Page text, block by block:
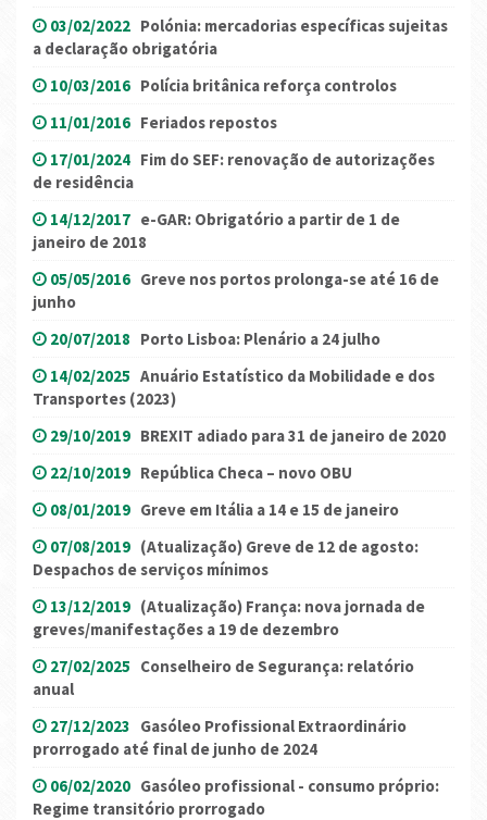
03/02/2022 Polónia: mercadorias específicas sujeitas
a declaração obrigatória
10/03/2016 Polícia britânica reforça controlos
11/01/2016 Feriados repostos
17/01/2024 Fim do SEF: renovação de autorizações
de residência
14/12/2017 e-GAR: Obrigatório a partir de 1 de
janeiro de 2018
05/05/2016 Greve nos portos prolonga-se até 16 de
junho
20/07/2018 Porto Lisboa: Plenário a 24 julho
14/02/2025 Anuário Estatístico da Mobilidade e dos
Transportes (2023)
29/10/2019 BREXIT adiado para 31 de janeiro de 2020
22/10/2019 República Checa – novo OBU
08/01/2019 Greve em Itália a 14 e 15 de janeiro
07/08/2019 (Atualização) Greve de 12 de agosto:
Despachos de serviços mínimos
13/12/2019 (Atualização) França: nova jornada de
greves/manifestações a 19 de dezembro
27/02/2025 Conselheiro de Segurança: relatório
anual
27/12/2023 Gasóleo Profissional Extraordinário
prorrogado até final de junho de 2024
06/02/2020 Gasóleo profissional - consumo próprio:
Regime transitório prorrogado